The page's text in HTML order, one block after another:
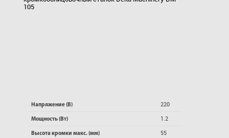
105
Напряжение (В) 220
Мощность (Вт) 1.2
Высота кромки макс. (мм) 55